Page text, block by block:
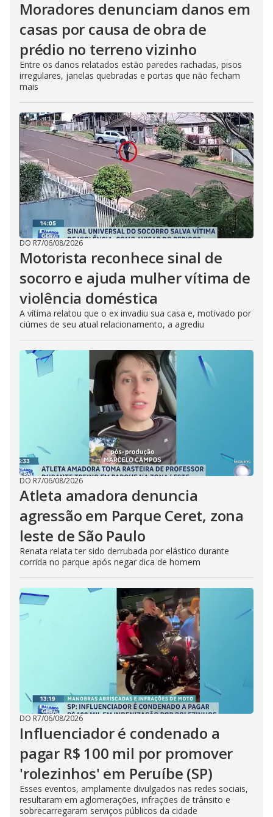
Moradores denunciam danos em
casas por causa de obra de
prédio no terreno vizinho
Entre os danos relatados estão paredes rachadas, pisos
irregulares, janelas quebradas e portas que não fecham
mais
DO R7/06/08/2026
Motorista reconhece sinal de
socorro e ajuda mulher vítima de
violência doméstica
A vítima relatou que o ex invadiu sua casa e, motivado por
ciúmes de seu atual relacionamento, a agrediu
DO R7/06/08/2026
Atleta amadora denuncia
agressão em Parque Ceret, zona
leste de São Paulo
Renata relata ter sido derrubada por elástico durante
corrida no parque após negar dica de homem
DO R7/06/08/2026
Influenciador é condenado a
pagar R$ 100 mil por promover
'rolezinhos' em Peruíbe (SP)
Esses eventos, amplamente divulgados nas redes sociais,
resultaram em aglomerações, infrações de trânsito e
sobrecarregaram serviços públicos da cidade